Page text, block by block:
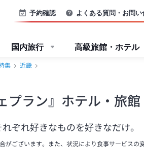
予約確認 よくある質問・お問い
国内旅行 高級旅館・ホテル
集 近畿
プラン』ホテル・旅
ぞれ好きなものを好きなだけ。
ございます。また、状況により食事サービスの